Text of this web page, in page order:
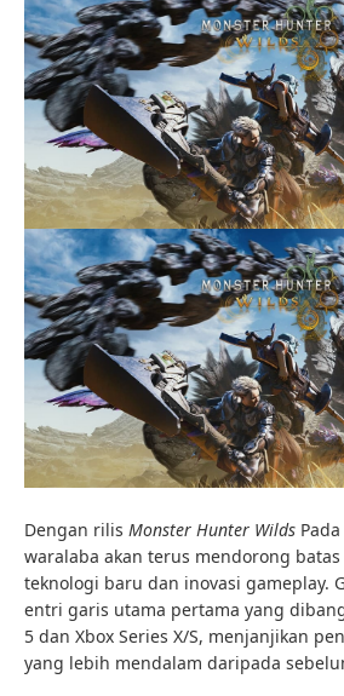
Dengan rilis Monster Hunter Wilds
waralaba akan terus mendorong
teknologi baru dan inovasi gameplay.
entri garis utama pertama yang
5 dan Xbox Series X/S, menjanjikan
yang lebih mendalam daripada